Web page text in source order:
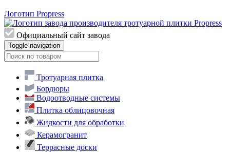
Логотип Propress
Официальный сайт завода
Toggle navigation
Тротуарная плитка
Бордюры
Водоотводные системы
Плитка облицовочная
Жидкости для обработки
Керамогранит
Террасные доски